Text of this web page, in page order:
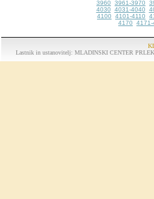
3960
3961-3970
4030
4031-4040
4100
4101-4110
4170
4171-
Lastnik in ustanovitelj: MLADINSKI CENTER